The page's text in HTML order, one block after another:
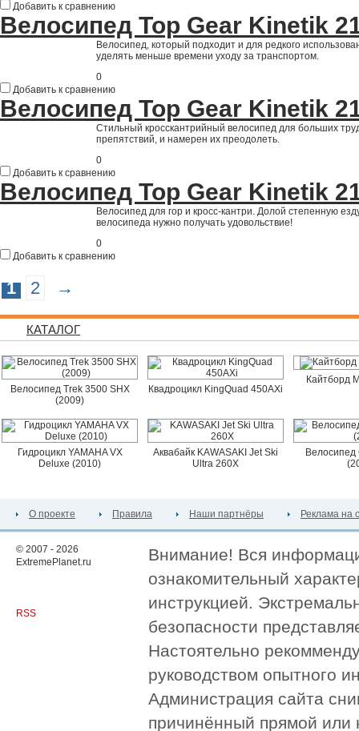
Добавить к сравнению
Велосипед Top Gear Kinetik
Велосипед, который подходит и для редкого
уделять меньше времени уходу за транспортом.
0
Добавить к сравнению
Велосипед Top Gear Kinetik
Стильный кросскантрийный велосипед для больших
препятствий, и намерен их преодолеть.
0
Добавить к сравнению
Велосипед Top Gear Kinetik
Велосипед для гор и кросс-кантри. Долой степенную
велосипеда нужно получать удовольствие!
0
Добавить к сравнению
1 2 →
КАТАЛОГ
Велосипед Trek 3500 SHX
(2009)
Квадроцикл KingQuad 450AXi
Кайтборд
Гидроцикл YAMAHA VX
Deluxe (2010)
Аквабайк KAWASAKI Jet Ski
Ultra 260X
Велосипед
О проекте Правила Наши партнёры Реклама на
© 2007 - 2026
ExtremePlanet.ru
RSS
Внимание! Вся
ознакомительный
инструкцией.
безопасности
Настоятельно
руководством опытного
Администрация сайта
причинённый прямой или